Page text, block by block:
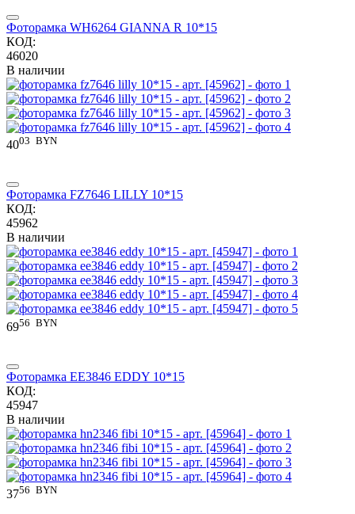
Фоторамка WH6264 GIANNA R 10*15
КОД:
46020
В наличии
4003 BYN
Фоторамка FZ7646 LILLY 10*15
КОД:
45962
В наличии
6956 BYN
Фоторамка EE3846 EDDY 10*15
КОД:
45947
В наличии
3756 BYN